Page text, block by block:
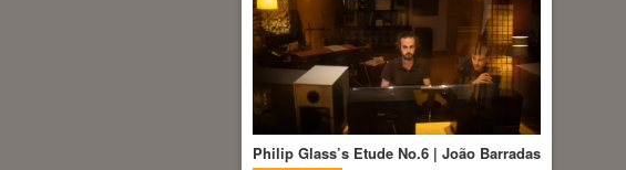
Philip Glass’s Etude No.6 | João Barradas